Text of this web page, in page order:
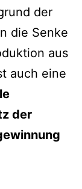
der
die Senke
aus
auch eine
der